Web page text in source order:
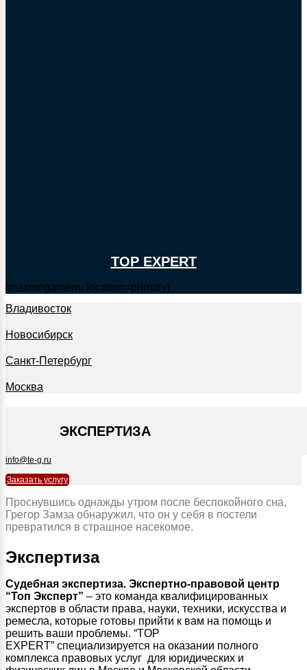
TOP EXPERT
[maxmegamenu location=primary]
Владивосток
Новосибирск
Санкт-Петербург
Москва
ЭКСПЕРТИЗА
info@te-g.ru
Заказать услугу
Проснувшись однажды утром после беспокойного сна,
Грегор Замза обнаружил, что он у себя в постели
превратился в страшное насекомое.
Экспертиза
Судебная экспертиза. Экспертно-правовой центр
“Топ Эксперт” – это команда квалифицированных
экспертов в области права, науки, техники, искусства и
ремесла, которые готовы прийти к вам на помощь и
решить ваши проблемы. “TOP
EXPERT” специализируется на оказании полного
комплекса правовых услуг для юридических и